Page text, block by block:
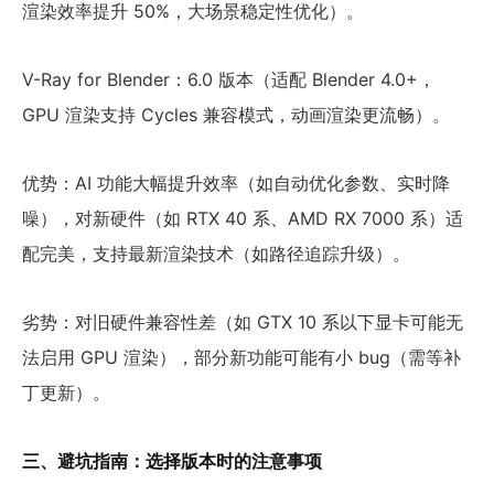
渲染效率提升 50%，大场景稳定性优化）。
V-Ray for Blender：6.0 版本（适配 Blender 4.0+，
GPU 渲染支持 Cycles 兼容模式，动画渲染更流畅）。
优势：AI 功能大幅提升效率（如自动优化参数、实时降
噪），对新硬件（如 RTX 40 系、AMD RX 7000 系）适
配完美，支持最新渲染技术（如路径追踪升级）。
劣势：对旧硬件兼容性差（如 GTX 10 系以下显卡可能无
法启用 GPU 渲染），部分新功能可能有小 bug（需等补
丁更新）。
三、避坑指南：选择版本时的注意事项